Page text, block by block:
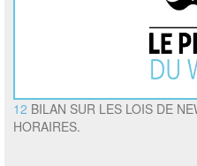
12 BILAN SUR LES LOIS DE
HORAIRES.